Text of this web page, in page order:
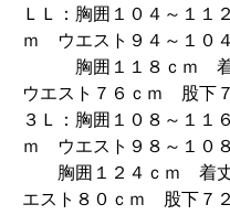
ＬＬ：胸囲１０４～１
ｍ ウエスト９４～１０
胸囲１１８ｃｍ 着
ウエスト７６ｃｍ 股下
３Ｌ：胸囲１０８～１
ｍ ウエスト９８～１
胸囲１２４ｃｍ 着
エスト８０ｃｍ 股下７